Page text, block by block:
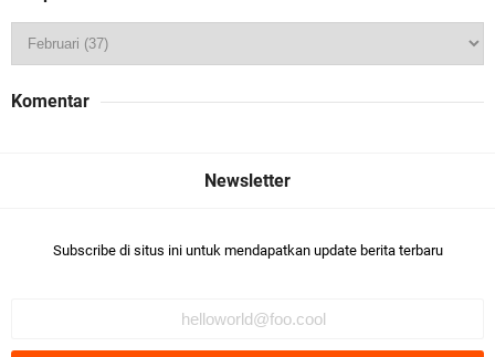
Komentar
Subscribe di situs ini untuk mendapatkan update berita terbaru